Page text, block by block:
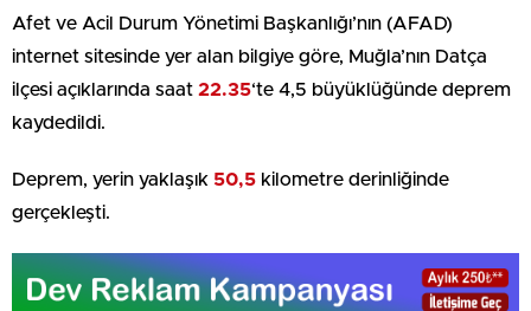
Afet ve Acil Durum Yönetimi Başkanlığı’nın (AFAD)
internet sitesinde yer alan bilgiye göre, Muğla’nın Datça
ilçesi açıklarında saat 22.35‘te 4,5 büyüklüğünde deprem
kaydedildi.
Deprem, yerin yaklaşık 50,5 kilometre derinliğinde
gerçekleşti.